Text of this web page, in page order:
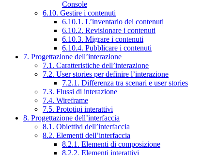
Console
6.10. Gestire i contenuti
6.10.1. L’inventario dei contenuti
6.10.2. Revisionare i contenuti
6.10.3. Migrare i contenuti
6.10.4. Pubblicare i contenuti
7. Progettazione dell’interazione
7.1. Caratteristiche dell’interazione
7.2. User stories per definire l’interazione
7.2.1. Differenza tra scenari e user stories
7.3. Flussi di interazione
7.4. Wireframe
7.5. Prototipi interattivi
8. Progettazione dell’interfaccia
8.1. Obiettivi dell’interfaccia
8.2. Elementi dell’interfaccia
8.2.1. Elementi di composizione
8.2.2. Elementi interattivi